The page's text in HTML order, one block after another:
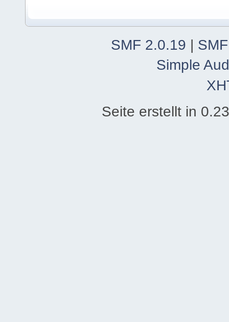
SMF 2.0.19 |
Simple
Seite erstellt in